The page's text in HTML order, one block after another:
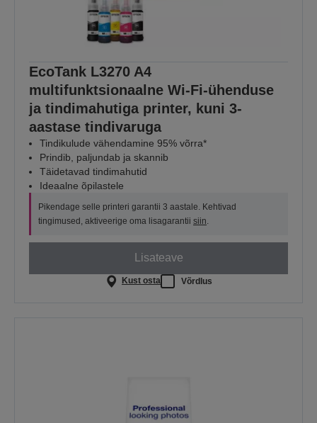
EcoTank L3270 A4
multifunktsionaalne Wi-Fi-ühenduse
ja tindimahutiga printer, kuni 3-
aastase tindivaruga
Tindikulude vähendamine 95% võrra*
Prindib, paljundab ja skannib
Täidetavad tindimahutid
Ideaalne õpilastele
Pikendage selle printeri garantii 3 aastale. Kehtivad
tingimused, aktiveerige oma lisagarantii siin.
Lisateave
Kust osta Võrdlus